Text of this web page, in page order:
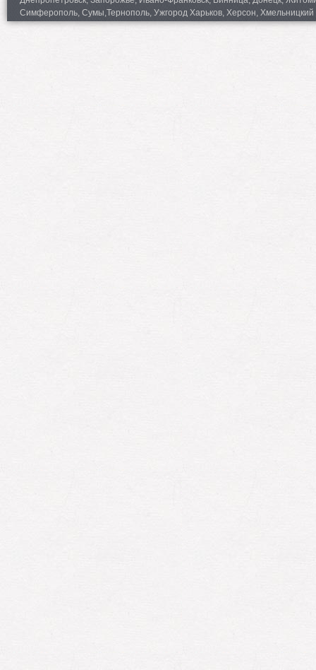
Симферополь, Сумы,Тернополь, Ужгород Харьков, Херсон,